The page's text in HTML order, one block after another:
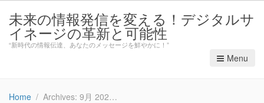
未来の情報発信を変える！デジタルサ
イネージの革新と可能性
“新時代の情報伝達、あなたのメッセージを鮮やかに！”
Menu
Home Archives: 9月 2024